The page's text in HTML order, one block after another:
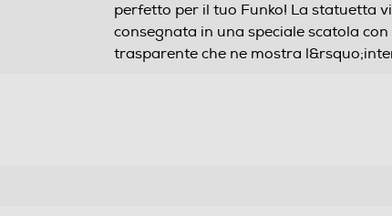
perfetto per il tuo Funko! La statuetta
consegnata in una speciale scatola
trasparente che ne mostra